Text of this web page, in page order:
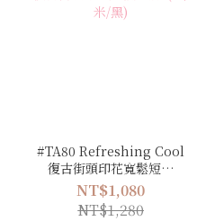
#TA80 Refreshing Cool
復古街頭印花寬鬆短袖
T(白/米/黑)
NT$1,080
NT$1,280